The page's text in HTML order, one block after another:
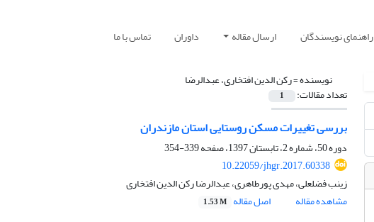
راهنمای نویسندگان ارسال مقاله داوران تماس با ما
نویسنده =رکن الدین افتخاری، عبدالرضا
تعداد مقالات: 1
بررسی تغییرات مسکن روستایی استان مازندران
دوره 50، شماره 2، تابستان 1397، صفحه
339-354
10.22059/jhgr.2017.60338
زینب فضلعلی، مهدی پورطاهری، عبدالرضا رکن الدین افتخاری
مشاهده مقاله
اصل مقاله 1.53 M